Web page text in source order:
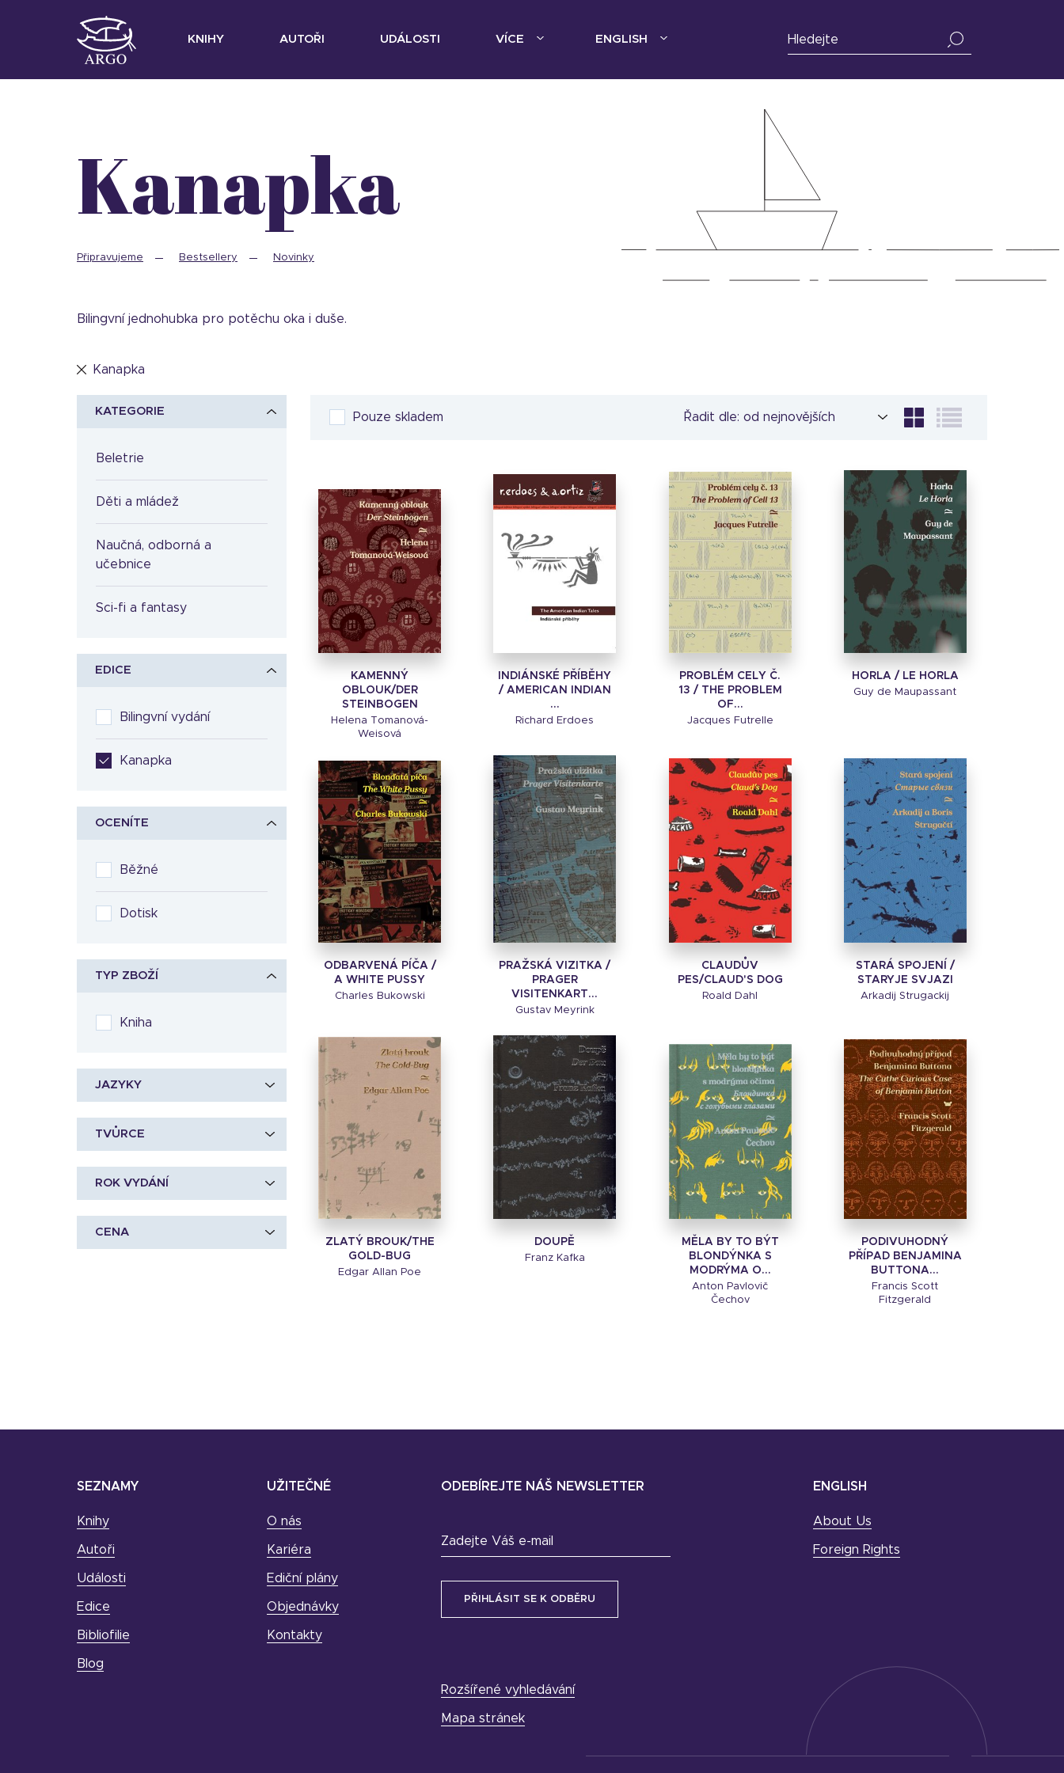
KNIHY AUTOŘI UDÁLOSTI VÍCE ENGLISH
Kanapka
Připravujeme Bestsellery Novinky
Bilingvní jednohubka pro potěchu oka i duše.
Kanapka
KATEGORIE
Beletrie
Děti a mládež
Naučná, odborná a
učebnice
Sci-fi a fantasy
EDICE
Bilingvní vydání
Kanapka
OCENÍTE
Běžné
Dotisk
TYP ZBOŽÍ
Kniha
JAZYKY
TVŮRCE
ROK VYDÁNÍ
CENA
Pouze skladem Řadit dle:
KAMENNÝ
OBLOUK/DER
STEINBOGEN
Helena Tomanová-
Weisová
INDIÁNSKÉ PŘÍBĚHY
/ AMERICAN INDIAN
...
Richard Erdoes
PROBLÉM CELY Č.
13 / THE PROBLEM
OF...
Jacques Futrelle
HORLA / LE HORLA
Guy de Maupassant
ODBARVENÁ PÍČA /
A WHITE PUSSY
Charles Bukowski
PRAŽSKÁ VIZITKA /
PRAGER
VISITENKART...
Gustav Meyrink
CLAUDŮV
PES/CLAUD'S DOG
Roald Dahl
STARÁ SPOJENÍ /
STARYJE SVJAZI
Arkadij Strugackij
ZLATÝ BROUK/THE
GOLD-BUG
Edgar Allan Poe
DOUPĚ
Franz Kafka
MĚLA BY TO BÝT
BLONDÝNKA S
MODRÝMA O...
Anton Pavlovič
Čechov
PODIVUHODNÝ
PŘÍPAD BENJAMINA
BUTTONA...
Francis Scott
Fitzgerald
SEZNAMY
Knihy
Autoři
Události
Edice
Bibliofilie
Blog
UŽITEČNÉ
O nás
Kariéra
Ediční plány
Objednávky
Kontakty
ODEBÍREJTE NÁŠ NEWSLETTER
Zadejte Váš e-mail
Rozšířené vyhledávání
Mapa stránek
ENGLISH
About Us
Foreign Rights